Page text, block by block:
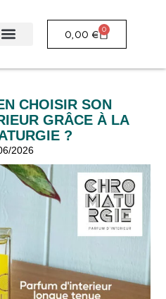
0,00 € 0
CHOISIR SON
GRÂCE À LA
?
2026